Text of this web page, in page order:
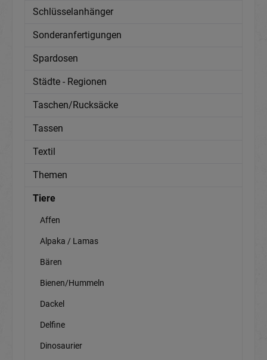
Schlüsselanhänger
Sonderanfertigungen
Spardosen
Städte - Regionen
Taschen/Rucksäcke
Tassen
Textil
Themen
Tiere
Affen
Alpaka / Lamas
Bären
Bienen/Hummeln
Dackel
Delfine
Dinosaurier